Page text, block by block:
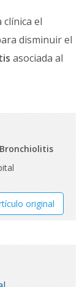
el
disminuir el
asociada al
original